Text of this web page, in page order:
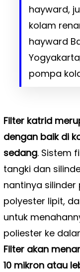
hayward,
kolam
hayward
pompa
Filter katrid
dengan baik di
sedang. Sistem
tangki dan
nantinya silinder
polyester lipit,
untuk
poliester ke
Filter akan
10 mikron atau